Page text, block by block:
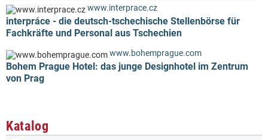
www.interprace.cz
interpráce - die deutsch-tschechische Stellenbörse für
Fachkräfte und Personal aus Tschechien
www.bohemprague.com
Bohem Prague Hotel: das junge Designhotel im Zentrum
von Prag
Katalog